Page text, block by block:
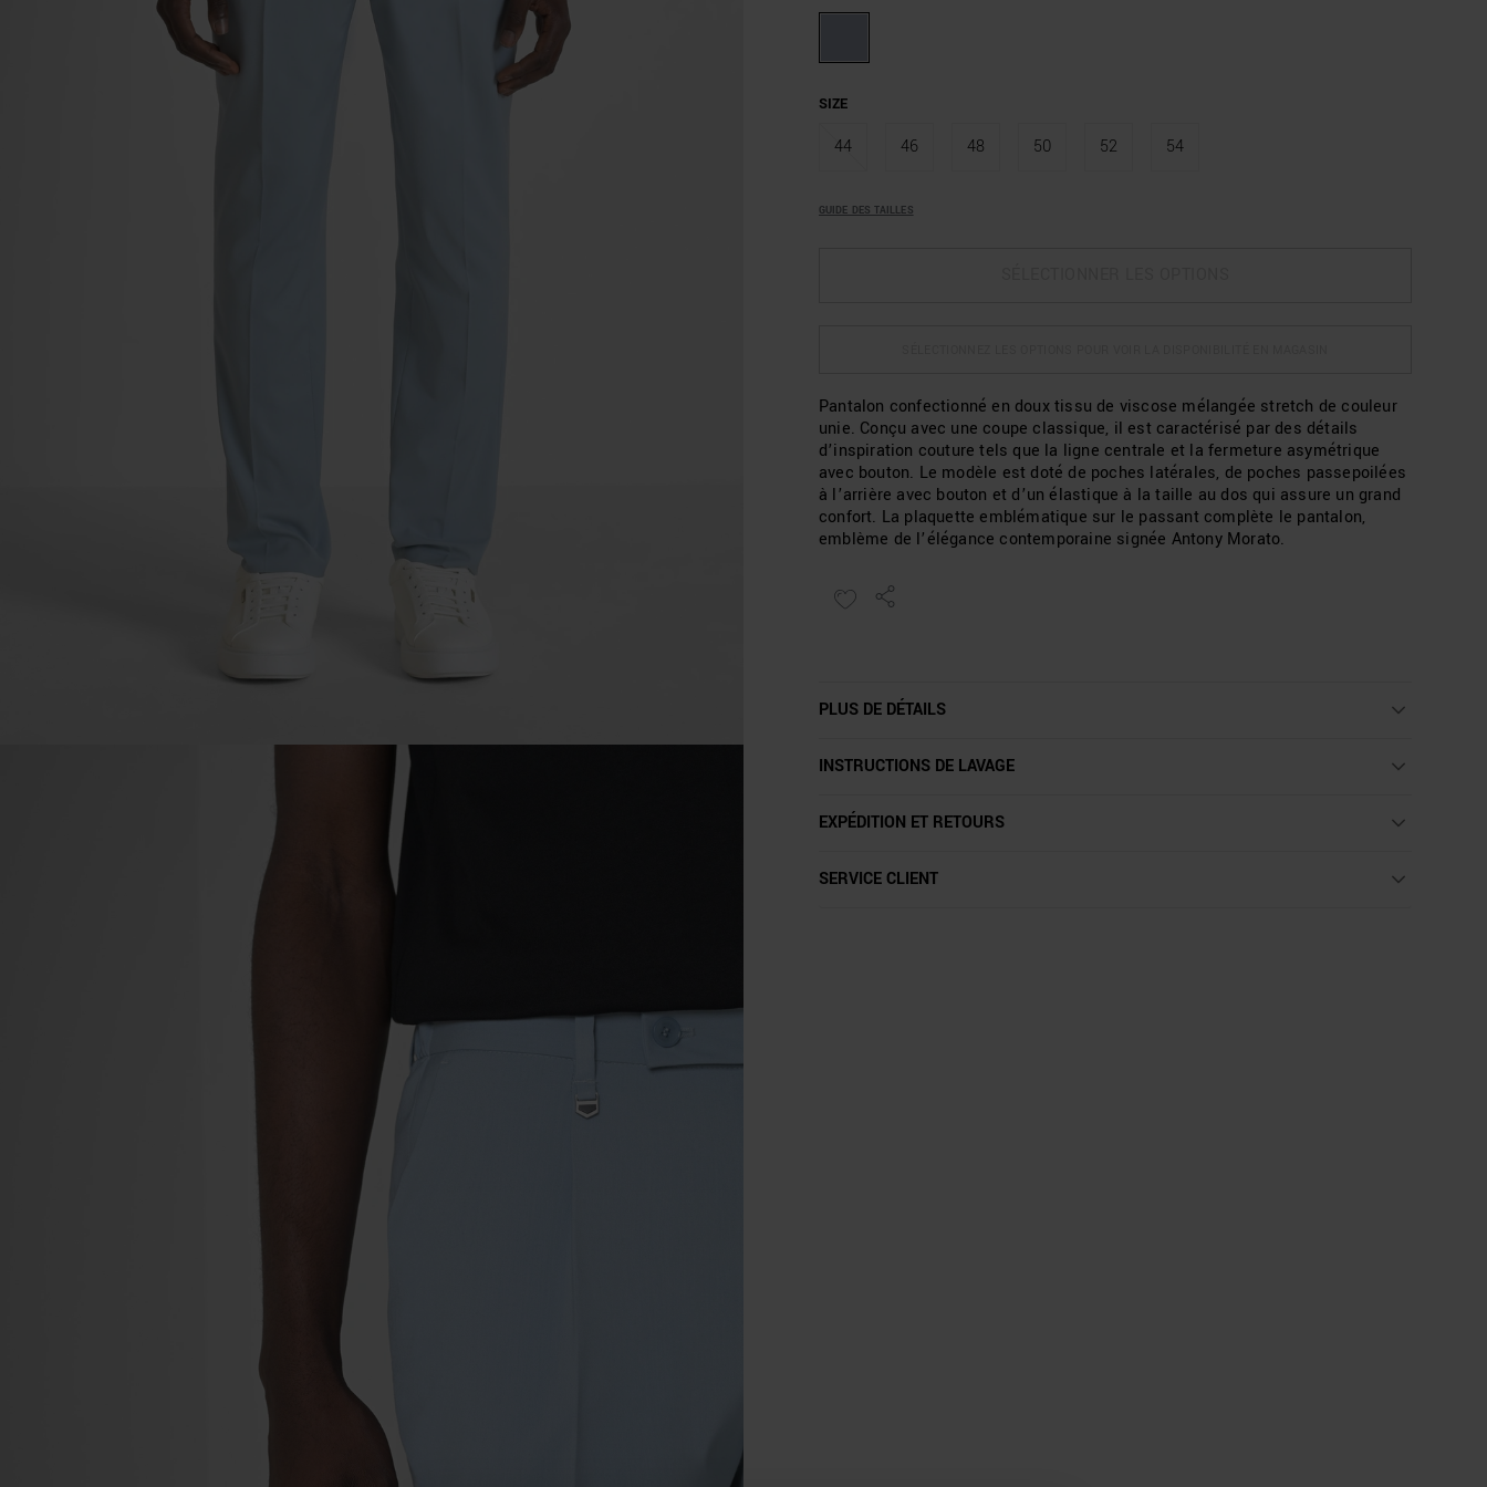
SIZE
44 46 48 50 52 54
GUIDE DES TAILLES
Pantalon confectionné en doux tissu de viscose mélangée stretch de couleur
unie. Conçu avec une coupe classique, il est caractérisé par des détails
d’inspiration couture tels que la ligne centrale et la fermeture asymétrique
avec bouton. Le modèle est doté de poches latérales, de poches passepoilées
à l’arrière avec bouton et d’un élastique à la taille au dos qui assure un grand
confort. La plaquette emblématique sur le passant complète le pantalon,
emblème de l’élégance contemporaine signée Antony Morato.
PLUS DE DÉTAILS
INSTRUCTIONS DE LAVAGE
EXPÉDITION ET RETOURS
SERVICE CLIENT